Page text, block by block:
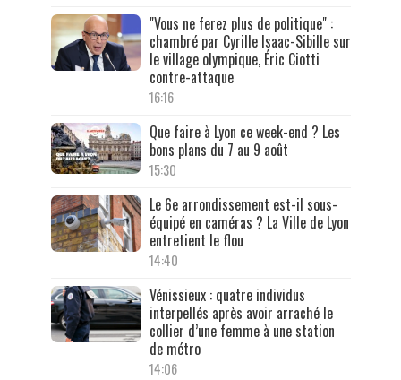
"Vous ne ferez plus de politique" :
chambré par Cyrille Isaac-Sibille sur
le village olympique, Éric Ciotti
contre-attaque
16:16
Que faire à Lyon ce week-end ? Les
bons plans du 7 au 9 août
15:30
Le 6e arrondissement est-il sous-
équipé en caméras ? La Ville de Lyon
entretient le flou
14:40
Vénissieux : quatre individus
interpellés après avoir arraché le
collier d’une femme à une station
de métro
14:06